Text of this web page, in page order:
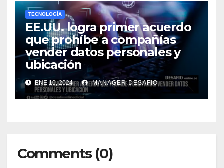
TECNOLOGÍA
EE.UU. logra primer acuerdo
que prohíbe a compañías
vender datos personales y
ubicación
ENE 10, 2024 MANAGER.DESAFIO
Comments (0)